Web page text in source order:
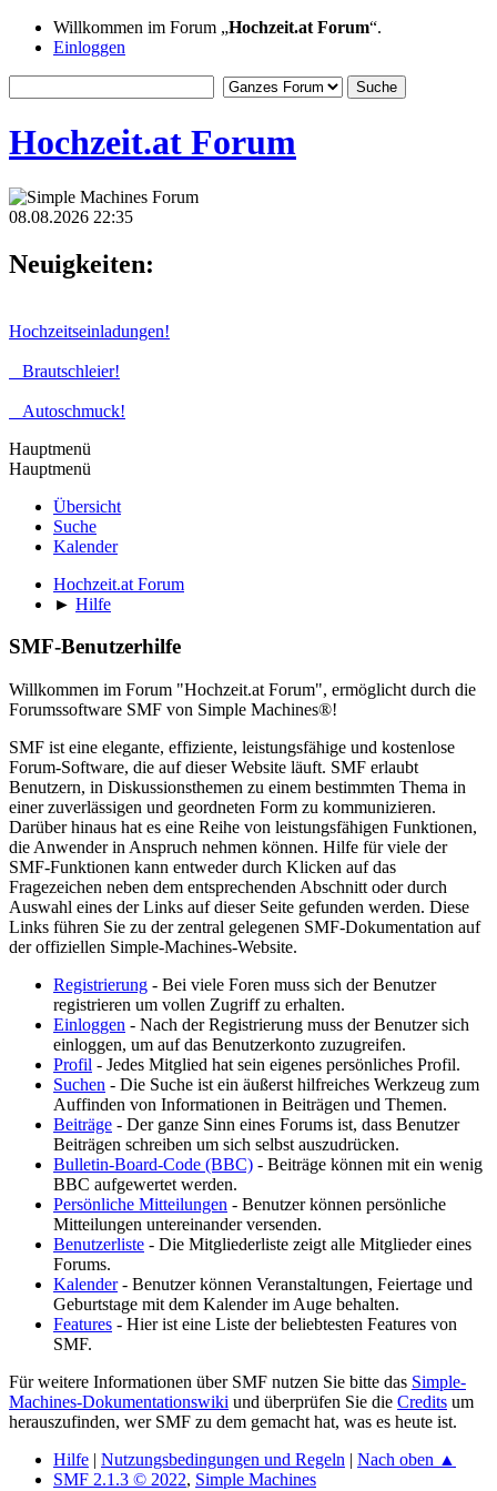
Willkommen im Forum „Hochzeit.at Forum“.
Einloggen
Hochzeit.at Forum
08.08.2026 22:35
Neuigkeiten:
Hochzeitseinladungen!
Brautschleier!
Autoschmuck!
Hauptmenü
Hauptmenü
Übersicht
Suche
Kalender
Hochzeit.at Forum
► Hilfe
SMF-Benutzerhilfe
Willkommen im Forum "Hochzeit.at Forum", ermöglicht durch die
Forumssoftware SMF von Simple Machines®!
SMF ist eine elegante, effiziente, leistungsfähige und kostenlose
Forum-Software, die auf dieser Website läuft. SMF erlaubt
Benutzern, in Diskussionsthemen zu einem bestimmten Thema in
einer zuverlässigen und geordneten Form zu kommunizieren.
Darüber hinaus hat es eine Reihe von leistungsfähigen Funktionen,
die Anwender in Anspruch nehmen können. Hilfe für viele der
SMF-Funktionen kann entweder durch Klicken auf das
Fragezeichen neben dem entsprechenden Abschnitt oder durch
Auswahl eines der Links auf dieser Seite gefunden werden. Diese
Links führen Sie zu der zentral gelegenen SMF-Dokumentation auf
der offiziellen Simple-Machines-Website.
Registrierung - Bei viele Foren muss sich der Benutzer
registrieren um vollen Zugriff zu erhalten.
Einloggen - Nach der Registrierung muss der Benutzer sich
einloggen, um auf das Benutzerkonto zuzugreifen.
Profil - Jedes Mitglied hat sein eigenes persönliches Profil.
Suchen - Die Suche ist ein äußerst hilfreiches Werkzeug zum
Auffinden von Informationen in Beiträgen und Themen.
Beiträge - Der ganze Sinn eines Forums ist, dass Benutzer
Beiträgen schreiben um sich selbst auszudrücken.
Bulletin-Board-Code (BBC) - Beiträge können mit ein wenig
BBC aufgewertet werden.
Persönliche Mitteilungen - Benutzer können persönliche
Mitteilungen untereinander versenden.
Benutzerliste - Die Mitgliederliste zeigt alle Mitglieder eines
Forums.
Kalender- Benutzer können Veranstaltungen, Feiertage und
Geburtstage mit dem Kalender im Auge behalten.
Features - Hier ist eine Liste der beliebtesten Features von
SMF.
Für weitere Informationen über SMF nutzen Sie bitte das Simple-
Machines-Dokumentationswiki und überprüfen Sie die Credits um
herauszufinden, wer SMF zu dem gemacht hat, was es heute ist.
Hilfe | Nutzungsbedingungen und Regeln | Nach oben ▲
SMF 2.1.3 © 2022, Simple Machines